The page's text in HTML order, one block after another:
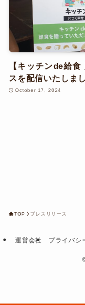
【キッチンde給
スを配信いたしまし
October 17, 2024
TOP プレスリリース
運営会社 プライバシ